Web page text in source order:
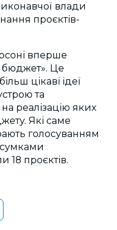
влади
проєктів-
вперше
Це
цікаві ідеї
та
реалізацію яких
Які саме
голосуванням
18 проєктів.